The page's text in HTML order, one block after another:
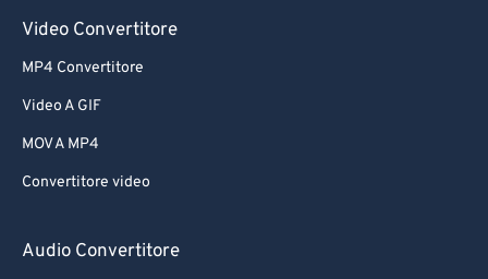
Video Convertitore
MP4 Convertitore
Video A GIF
MOV A MP4
Convertitore video
Audio Convertitore